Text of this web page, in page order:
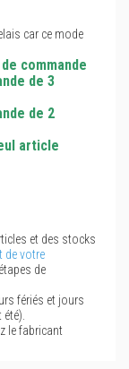
car ce mode
commande
de 3
de 2
article
et des stocks
de votre
de
fériés et jours
le fabricant